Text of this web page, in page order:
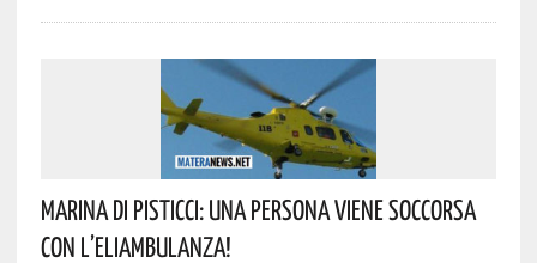
Marina Di Pisticci: Una Persona Viene Soccorsa
Con L’eliambulanza!